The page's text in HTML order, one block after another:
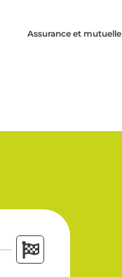
Assurance et mutuelle